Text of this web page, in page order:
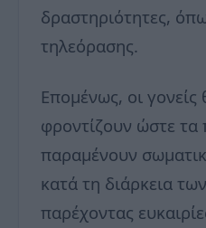
δραστηριότητες,
τηλεόρασης.
Επομένως, οι γονείς
φροντίζουν ώστε τα
παραμένουν
κατά τη διάρκεια
παρέχοντας